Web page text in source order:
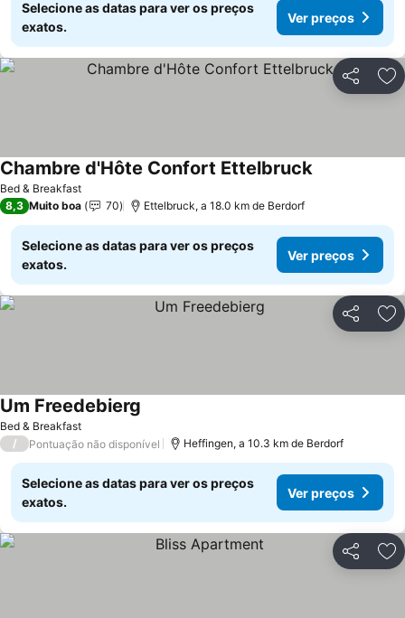
Selecione as datas para ver os preços
exatos.
Ver preços
Partilhar
Bed & Breakfast
Chambre d'Hôte Confort EttelbruckVer preços
8,3 Muito boa 70 Ettelbruck, a 18.0 km de Berdorf
Selecione as datas para ver os preços
exatos.
Ver preços
Partilhar
Bed & Breakfast
Um Freedebierg
/ Pontuação não disponível Heffingen, a 10.3 km de Berdorf
Selecione as datas para ver os preços
exatos.
Ver preços
Partilhar